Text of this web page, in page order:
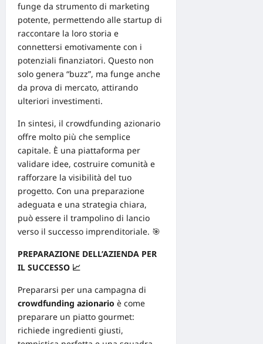
funge da strumento di marketing
potente, permettendo alle startup di
raccontare la loro storia e
connettersi emotivamente con i
potenziali finanziatori. Questo non
solo genera “buzz”, ma funge anche
da prova di mercato, attirando
ulteriori investimenti.
In sintesi, il crowdfunding azionario
offre molto più che semplice
capitale. È una piattaforma per
validare idee, costruire comunità e
rafforzare la visibilità del tuo
progetto. Con una preparazione
adeguata e una strategia chiara,
può essere il trampolino di lancio
verso il successo imprenditoriale. 🎯
PREPARAZIONE DELL’AZIENDA PER
IL SUCCESSO 📈
Prepararsi per una campagna di
crowdfunding azionario è come
preparare un piatto gourmet:
richiede ingredienti giusti,